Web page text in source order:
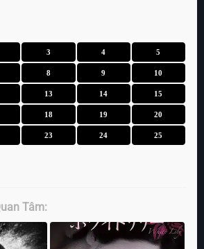
3 4 5
8 9 10
13 14 15
18 19 20
23 24 25
Tâm: